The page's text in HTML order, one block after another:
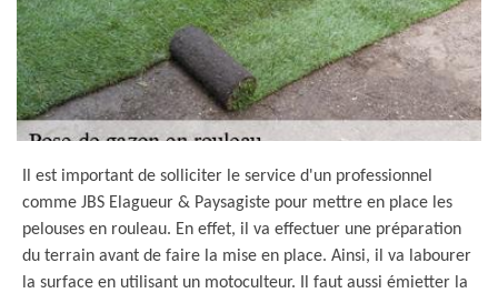
Il est important de solliciter le service d'un professionnel
comme JBS Elagueur & Paysagiste pour mettre en place les
pelouses en rouleau. En effet, il va effectuer une préparation
du terrain avant de faire la mise en place. Ainsi, il va labourer
la surface en utilisant un motoculteur. Il faut aussi émietter la